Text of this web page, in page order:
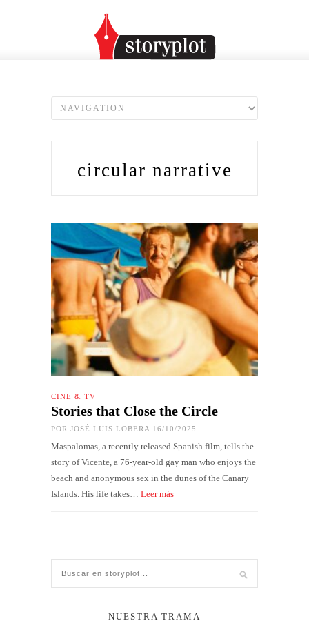
circular narrative
CINE & TV
Stories that Close the Circle
POR JOSÉ LUIS LOBERA 16/10/2025
Maspalomas, a recently released Spanish film, tells the
story of Vicente, a 76-year-old gay man who enjoys the
beach and anonymous sex in the dunes of the Canary
Islands. His life takes… Leer más
NUESTRA TRAMA